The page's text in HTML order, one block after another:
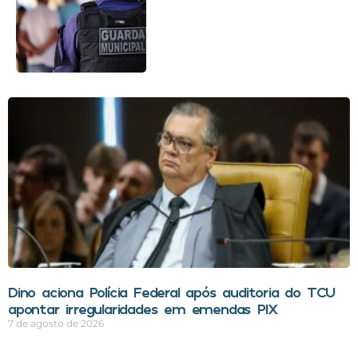
Dino aciona Polícia Federal após auditoria do TCU
apontar irregularidades em emendas PIX
7 de agosto de 2026